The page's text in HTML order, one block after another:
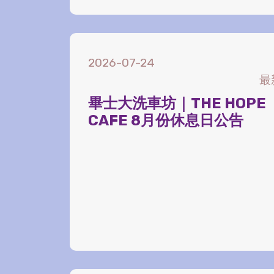
2026-07-24
最
畢士大洗車坊｜THE HOPE
CAFE 8月份休息日公告